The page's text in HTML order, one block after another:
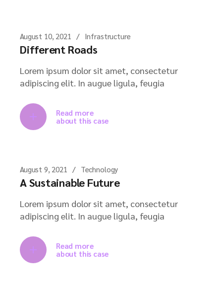
August 10, 2021 Infrastructure
Different Roads
Lorem ipsum dolor sit amet, consectetur
adipiscing elit. In augue ligula, feugia
Read more
about this case
August 9, 2021 Technology
A Sustainable Future
Lorem ipsum dolor sit amet, consectetur
adipiscing elit. In augue ligula, feugia
Read more
about this case